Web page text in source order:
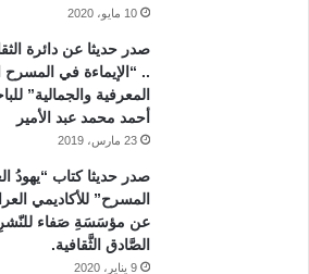
10 مايو، 2020
صدر حديثا عن دائرة
.. “الإيماءة في المسرح
المعرفية والجمالية”
أحمد محمد عبد الأمير
23 مارس، 2019
صدر حديثا كتاب “يهودُ
المسرح” للأكاديمي
عن مؤسَسَةِ صَفاء للنّشرِ
الصَّادق الثَّقافية.
9 يناير، 2020